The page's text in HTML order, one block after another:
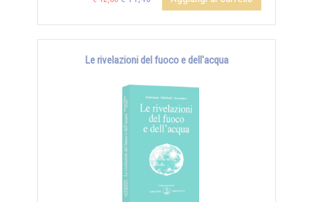
Le rivelazioni del fuoco e dell'acqua